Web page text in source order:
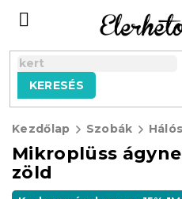
tartalomhoz
KERESÉS
Kezdőlap Szobák
Mikroplüss
zöld